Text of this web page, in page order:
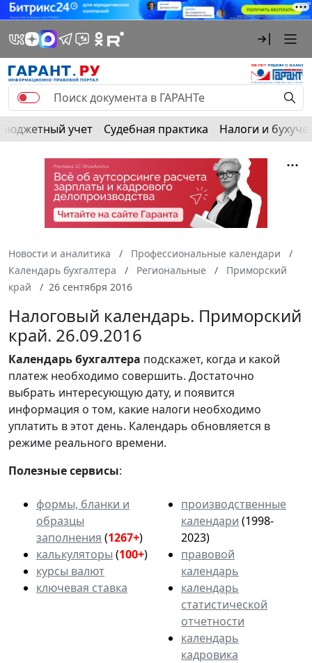
Бюджетный учет Судебная практика Налоги и
Новости и аналитика
Профессиональные календари
Календарь бухгалтера
Региональные
Приморский
край
26 сентября 2016
Налоговый календарь. Приморский
край. 26.09.2016
Календарьбухгалтера подскажет, когда и какой
платеж необходимо совершить. Достаточно
выбрать интересующую дату, и появится
информация о том, какие налоги необходимо
уплатить в этот день. Календарь обновляется в
режиме реального времени.
Полезные сервисы:
формы, бланки и
образцы
заполнения (1267+)
калькуляторы (100+)
курсы валют
ключевая ставка
производственные
календари (1998-
2023)
правовой
календарь
календарь
статистической
отчетности
календарь
кадровика